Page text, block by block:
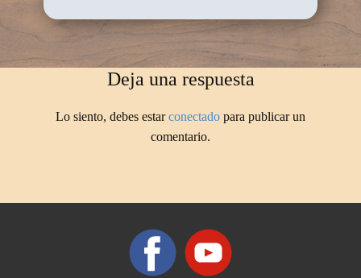
Deja una respuesta
Lo siento, debes estarconectado para publicar un
comentario.